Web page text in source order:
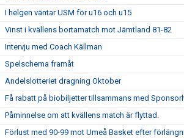
I helgen väntar USM för u16 och u15
Vinst i kvällens bortamatch mot Jämtland 81-82
Intervju med Coach Källman
Spelschema framåt
Andelslotteriet dragning Oktober
Få rabatt på biobiljetter tillsammans med
Påminnelse om att kvällens match är flyttad.
Förlust med 90-99 mot Umeå Basket efter